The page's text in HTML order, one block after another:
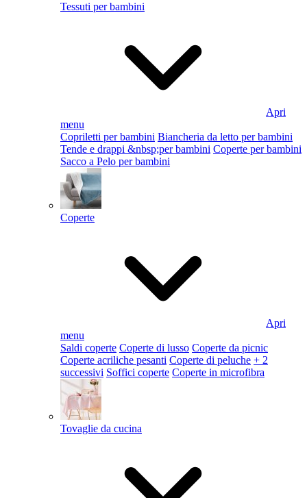
Tessuti per bambini
Apri
menu
Copriletti per bambini Biancheria da letto per bambini
Tende e drappi &nbsp;per bambini Coperte per bambini
Sacco a Pelo per bambini
Coperte
Apri
menu
Saldi coperte Coperte di lusso Coperte da picnic
Coperte acriliche pesanti Coperte di peluche + 2
successivi Soffici coperte Coperte in microfibra
Tovaglie da cucina